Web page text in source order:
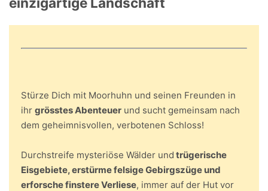
Stürze Dich mit Moorhuhn und seinen Freunden in
ihr grösstes Abenteuer und sucht gemeinsam nach
dem geheimnisvollen, verbotenen Schloss!
Durchstreife mysteriöse Wälder und trügerische
Eisgebiete, erstürme felsige Gebirgszüge und
erforsche finstere Verliese, immer auf der Hut vor